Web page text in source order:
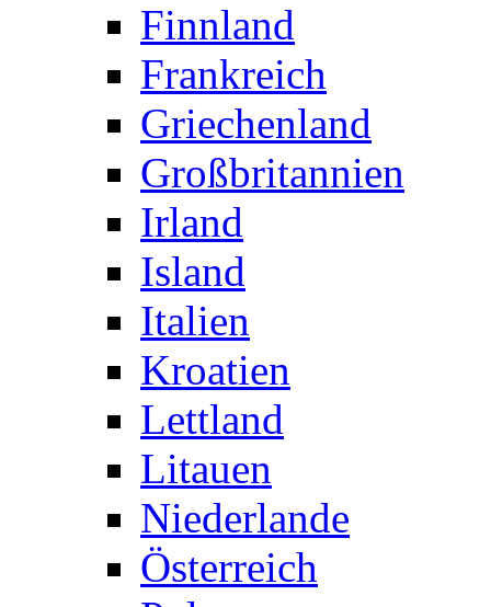
Finnland
Frankreich
Griechenland
Großbritannien
Irland
Island
Italien
Kroatien
Lettland
Litauen
Niederlande
Österreich